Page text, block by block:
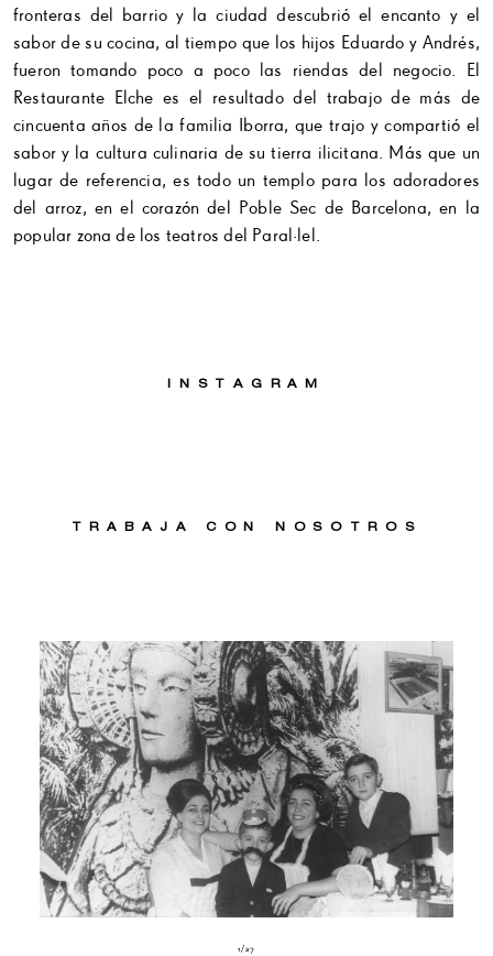
fronteras del barrio y la ciudad descubrió el encanto y el
sabor de su cocina, al tiempo que los hijos Eduardo y Andrés,
fueron tomando poco a poco las riendas del negocio. El
Restaurante Elche es el resultado del trabajo de más de
cincuenta años de la familia Iborra, que trajo y compartió el
sabor y la cultura culinaria de su tierra ilicitana. Más que un
lugar de referencia, es todo un templo para los adoradores
del arroz, en el corazón del Poble Sec de Barcelona, en la
popular zona de los teatros del Paral·lel.
INSTAGRAM
TRABAJA CON NOSOTROS
1/27